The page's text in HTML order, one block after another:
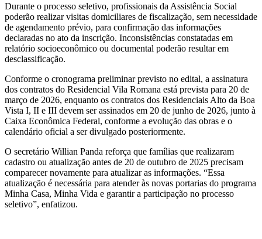
Durante o processo seletivo, profissionais da Assistência Social
poderão realizar visitas domiciliares de fiscalização, sem necessidade
de agendamento prévio, para confirmação das informações
declaradas no ato da inscrição. Inconsistências constatadas em
relatório socioeconômico ou documental poderão resultar em
desclassificação.
Conforme o cronograma preliminar previsto no edital, a assinatura
dos contratos do Residencial Vila Romana está prevista para 20 de
março de 2026, enquanto os contratos dos Residenciais Alto da Boa
Vista I, II e III devem ser assinados em 20 de junho de 2026, junto à
Caixa Econômica Federal, conforme a evolução das obras e o
calendário oficial a ser divulgado posteriormente.
O secretário Willian Panda reforça que famílias que realizaram
cadastro ou atualização antes de 20 de outubro de 2025 precisam
comparecer novamente para atualizar as informações. “Essa
atualização é necessária para atender às novas portarias do programa
Minha Casa, Minha Vida e garantir a participação no processo
seletivo”, enfatizou.